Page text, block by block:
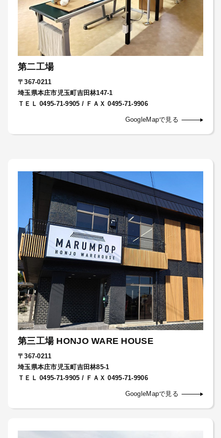
第二工場
〒367-0211
埼玉県本庄市児玉町吉田林147-1
ＴＥＬ 0495-71-9905 / ＦＡＸ 0495-71-9906
GoogleMapで見る
第三工場 HONJO WARE HOUSE
〒367-0211
埼玉県本庄市児玉町吉田林85-1
ＴＥＬ 0495-71-9905 / ＦＡＸ 0495-71-9906
GoogleMapで見る